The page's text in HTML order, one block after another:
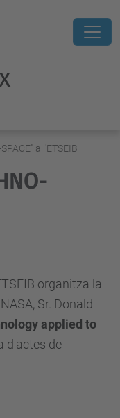
a l'ETSEIB
organitza la
Sr. Donald
applied to
d'actes de